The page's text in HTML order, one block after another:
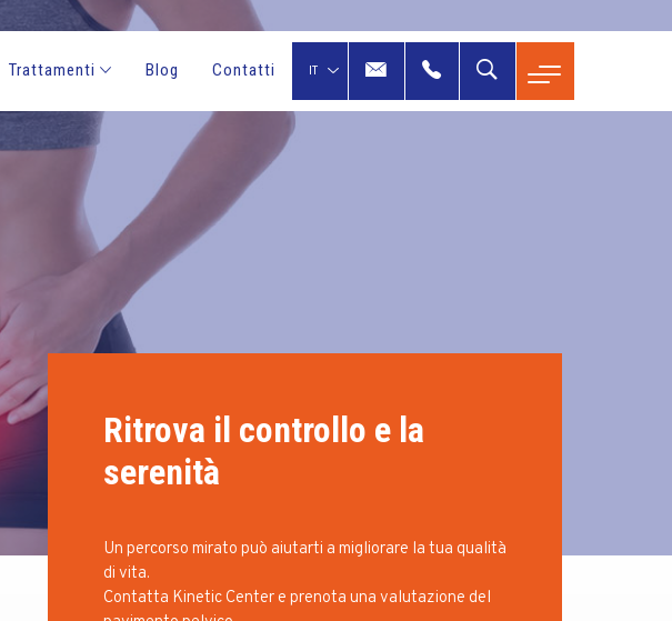
Trattamenti Blog Contatti
Ritrova il controllo e la
serenità
Un percorso mirato può aiutarti a migliorare la tua qualità
di vita.
Contatta Kinetic Center e prenota una valutazione del